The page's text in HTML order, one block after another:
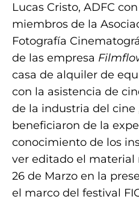
Lucas Cristo, ADFC
miembros de la
Fotografía
de las empresa
casa de alquiler de
con la asistencia de
de la industria del cine
beneficiaron de la
conocimiento de los
ver editado el material
26 de Marzo en la
el marco del festival